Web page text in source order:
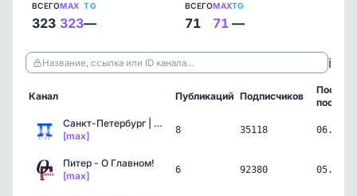
ВСЕГО
323
MAX
323
TG
—
ВСЕГО
71
MAX
71
TG
—
Название, ссылка или ID канала… ℹ️
Канал Публикаций Подписчиков
пост
Санкт-Петербург | Питер …
[max]
8 35118
Питер - О Главном!
[max]
6 92380